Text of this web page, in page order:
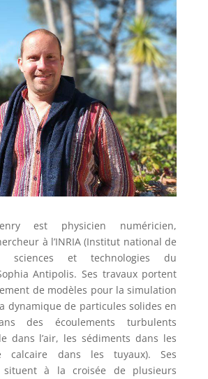
est physicien numéricien,
à l’INRIA (Institut national de
sciences et technologies du
Antipolis. Ses travaux portent
de modèles pour la simulation
dynamique de particules solides en
des écoulements turbulents
dans l’air, les sédiments dans les
calcaire dans les tuyaux). Ses
situent à la croisée de plusieurs